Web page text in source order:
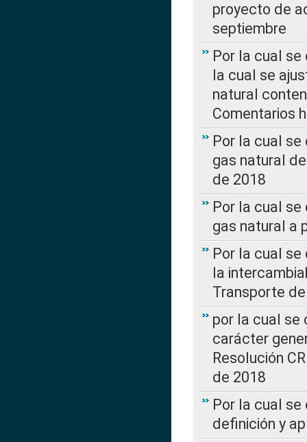
proyecto de
septiembre
Por la cual se
la cual se
natural
Comentarios
Por la cual
gas natural
de 2018
Por la cual
gas natural a
Por la cual
la
Transporte
por la cual se
carácter
Resolución
de 2018
Por la cual
definición y